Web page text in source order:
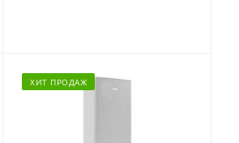
ХИТ ПРОДАЖ